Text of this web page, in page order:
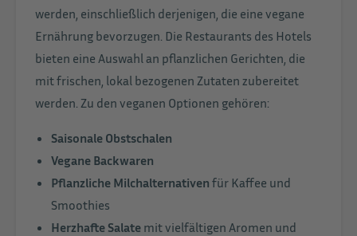
werden, einschließlich derjenigen, die eine vegane
Ernährung bevorzugen. Die Restaurants des Hotels
bieten eine Auswahl an pflanzlichen Gerichten, die
mit frischen, lokal bezogenen Zutaten zubereitet
werden. Zu den veganen Optionen gehören:
Saisonale Obstschalen
Vegane Backwaren
Pflanzliche Milchalternativen für Kaffee und
Smoothies
Herzhafte Salate mit vielfältigen Aromen und